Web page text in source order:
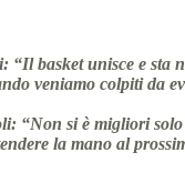
“Il basket unisce e sta
veniamo colpiti da
“Non si è migliori
la mano al